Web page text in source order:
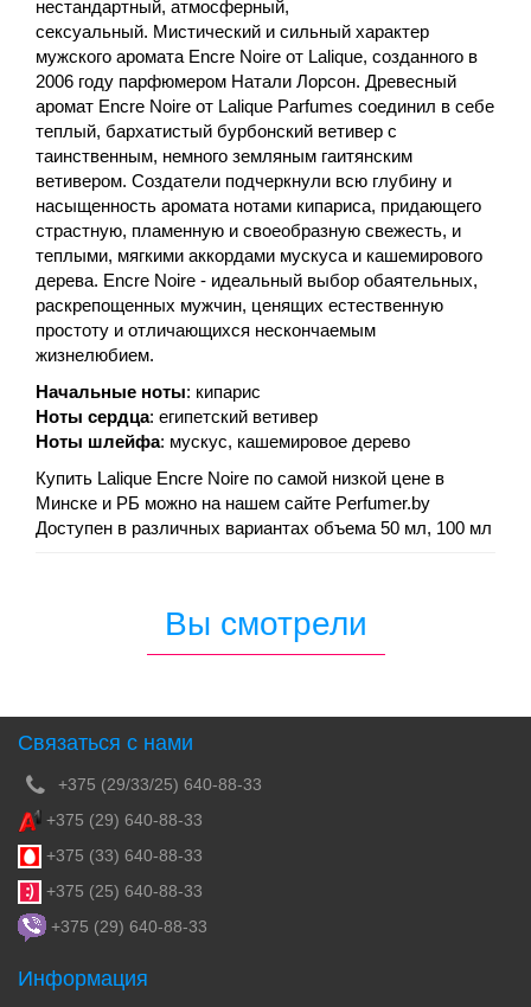
нестандартный, атмосферный,
сексуальный. Мистический и сильный характер
мужского аромата Encre Noire от Lalique, созданного в
2006 году парфюмером Натали Лорсон. Древесный
аромат Encre Noire от Lalique Parfumes соединил в себе
теплый, бархатистый бурбонский ветивер с
таинственным, немного земляным гаитянским
ветивером. Создатели подчеркнули всю глубину и
насыщенность аромата нотами кипариса, придающего
страстную, пламенную и своеобразную свежесть, и
теплыми, мягкими аккордами мускуса и кашемирового
дерева. Encre Noire - идеальный выбор обаятельных,
раскрепощенных мужчин, ценящих естественную
простоту и отличающихся нескончаемым
жизнелюбием.
Начальные ноты: кипарис
Ноты сердца: египетский ветивер
Ноты шлейфа: мускус, кашемировое дерево
Купить Lalique Encre Noire по самой низкой цене в
Минске и РБ можно на нашем сайте Perfumer.by
Доступен в различных вариантах объема 50 мл, 100 мл
Вы смотрели
Связаться с нами
+375 (29/33/25) 640-88-33
+375 (29) 640-88-33
+375 (33) 640-88-33
+375 (25) 640-88-33
+375 (29) 640-88-33
Информация